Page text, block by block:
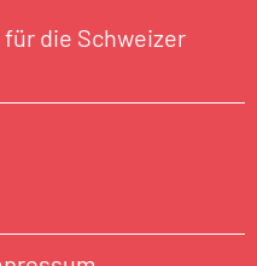
die Schweizer